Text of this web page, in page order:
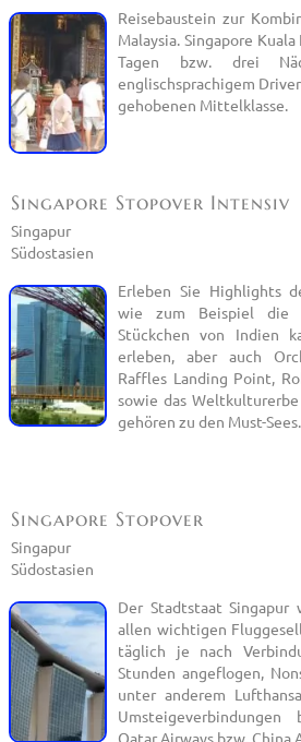
Reisebaustein zur
Malaysia. Singapore
Tagen bzw. drei
englischsprachigem
gehobenen Mittelklasse.
Singapore Stopover Intensiv
Singapur
Südostasien
Erleben Sie Highlights
wie zum Beispiel die
Stückchen von Indien
erleben, aber auch
Raffles Landing Point,
sowie das
gehören zu den Must-Sees.
Singapore Stopover
Singapur
Südostasien
Der Stadtstaat Singapur
allen wichtigen
täglich je nach
Stunden angeflogen,
unter anderem
Umsteigeverbindungen
Qatar Airways bzw. China